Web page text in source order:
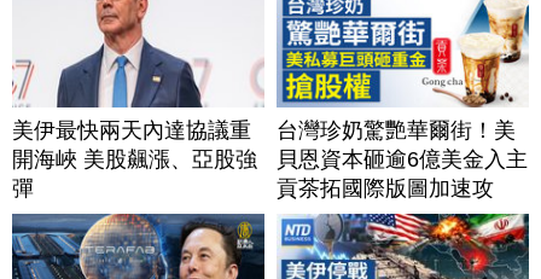
美伊最快兩天內達協議重
開海峽 美股飆漲、亞股強
彈
台灣珍奶驚艷華爾街！美
貝恩資本砸逾6億美金入主
貢茶拓國際版圖加速攻
美？｜#財經新聞｜
20260806(四)